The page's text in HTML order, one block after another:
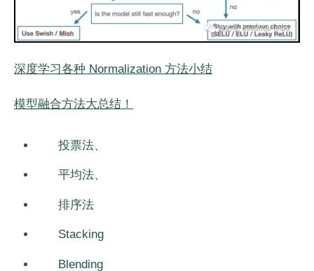
深度学习各种 Normalization 方法小结
模型融合方法大总结！
投票法、
平均法、
排序法
Stacking
Blending